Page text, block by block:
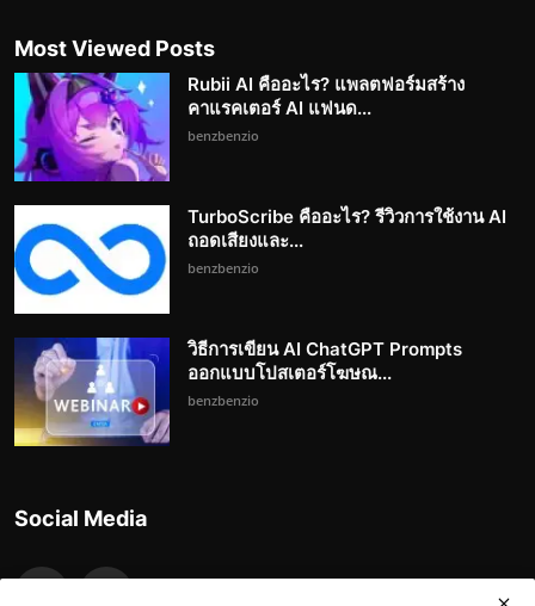
Most Viewed Posts
Rubii AI คืออะไร? แพลตฟอร์มสร้าง
คาแรคเตอร์ AI แฟนด...
benzbenzio
TurboScribe คืออะไร? รีวิวการใช้งาน AI
ถอดเสียงและ...
benzbenzio
วิธีการเขียน AI ChatGPT Prompts
ออกแบบโปสเตอร์โฆษณ...
benzbenzio
Social Media